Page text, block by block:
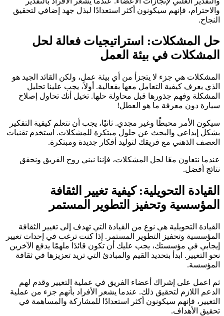
والاحترام، فإنهم سيكونون أكثر استعدادًا لبذل جهد إضافي لتحقيق
النجاح.
حل المشكلات: استراتيجيات فعالة لحل
المشكلات في بيئة العمل
المشكلات هي جزء لا يتجزأ من أي بيئة عمل، ولكن القائد الجيد هو
الذي يعرف كيفية التعامل معها بفعالية. أولاً، يجب علينا تحليل
المشكلة وفهم جذورها قبل محاولة حلها. تخيل أنك تحاول إصلاح
سيارة دون معرفة ما هو العطل!
سيكون الأمر محبطًا وغير مجدي. ثانيًا، يجب أن نتعلم كيفية التفكير
بشكل إبداعي والبحث عن حلول مبتكرة للمشكلات. استخدم تقنيات
العصف الذهني مع فريقك لتوليد أفكار جديدة ومبتكرة.
عندما نتعاون معًا لحل المشكلات، فإننا نبني روح الفريق ونحقق
نتائج أفضل.
القيادة التحويلية: كيفية تغيير الثقافة
المؤسسية وتحفيز التطوير المستمر
القيادة التحويلية هي نوع من القيادة التي تهدف إلى تغيير الثقافة
المؤسسية وتحفيز التطوير المستمر. إذا كنت ترغب في إحداث تغيير
إيجابي في مؤسستك، يجب عليك أن تكون قائدًا ملهمًا يدفع الآخرين
نحو التغيير. ابدأ بتحديد القيم والمبادئ التي تريد تعزيزها في ثقافة
المؤسسة.
ثم اعمل على إشراك أعضاء الفريق في عملية التغيير وقدم لهم
الدعم اللازم لتحقيق ذلك. عندما يشعر الأفراد بأنهم جزء من عملية
التغيير، فإنهم سيكونون أكثر استعدادًا للمشاركة والمساهمة في
تحقيق الأهداف.